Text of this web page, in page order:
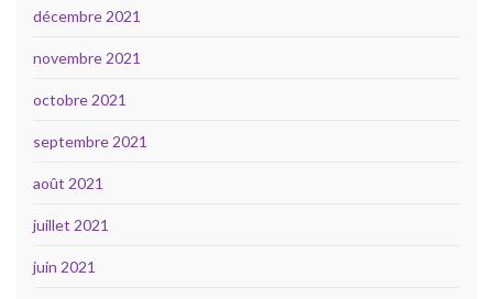
décembre 2021
novembre 2021
octobre 2021
septembre 2021
août 2021
juillet 2021
juin 2021